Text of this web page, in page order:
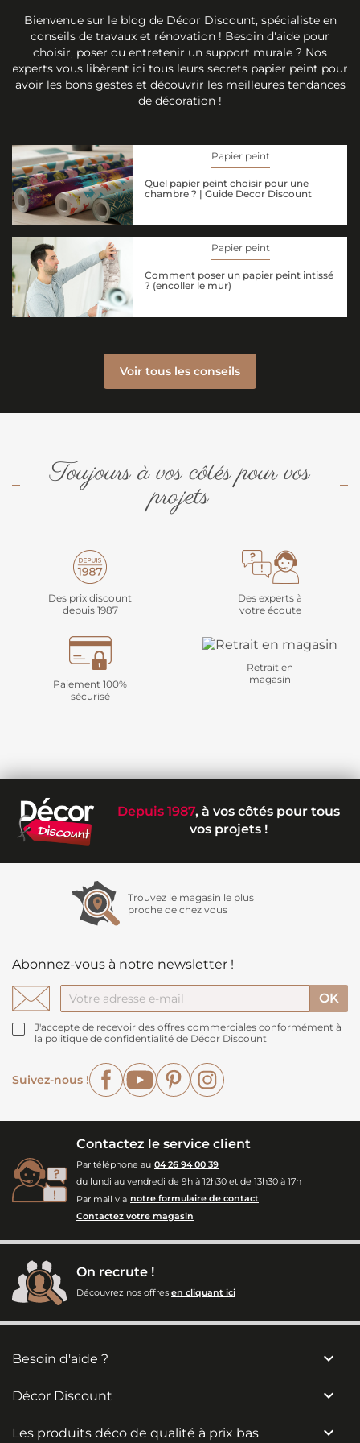
Bienvenue sur le blog de Décor Discount, spécialiste en
conseils de travaux et rénovation ! Besoin d'aide pour
choisir, poser ou entretenir un support murale ? Nos
experts vous libèrent ici tous leurs secrets papier peint pour
avoir les bons gestes et découvrir les meilleures tendances
de décoration !
Papier peint
Quel papier peint choisir pour une
chambre ? | Guide Decor Discount
Papier peint
Comment poser un papier peint intissé
? (encoller le mur)
Voir tous les conseils
Toujours à vos côtés pour vos
projets
Des prix discount
depuis 1987
Des experts à
votre écoute
Paiement 100%
sécurisé
Retrait en
magasin
Depuis 1987, à vos côtés pour tous
vos projets !
Trouvez le magasin le plus
proche de chez vous
Abonnez-vous à notre newsletter !
J'accepte de recevoir des offres commerciales conformément à
la politique de confidentialité de Décor Discount
Suivez-nous !
FacebookYouTubePinterest
Contactez le service client
Par téléphone au 04 26 94 00 39
du lundi au vendredi de 9h à 12h30 et de 13h30 à 17h
Par mail via notre formulaire de contact
Contactez votre magasin
On recrute !
Découvrez nos offres en cliquant ici
Besoin d'aide ? 
Décor Discount 
Les produits déco de qualité à prix bas 